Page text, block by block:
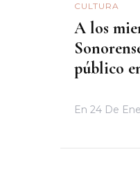
CULTURA
A los
público
En 24 De